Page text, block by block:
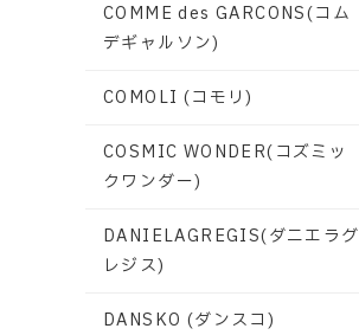
COMME des GARCONS(コム
デギャルソン)
COMOLI (コモリ)
COSMIC WONDER(コズミッ
クワンダー)
DANIELAGREGIS(ダニエラグ
レジス)
DANSKO (ダンスコ)